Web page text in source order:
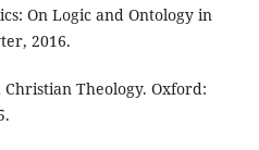
On Logic and Ontology in
2016.
Christian Theology. Oxford: